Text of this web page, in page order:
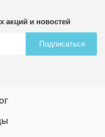
акций и новостей
Подписаться